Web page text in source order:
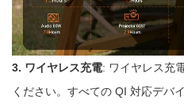
3. ワイヤレス充電: ワイヤレス充
ください。すべての QI 対応デバ